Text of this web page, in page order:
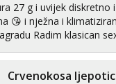
tvoj poziv!
064/677-677- Kod: #74
- mob:1,12€ min
27 g i uvijek diskretno
😘 i nježna i
sex Pusenje i
Crvenokosa